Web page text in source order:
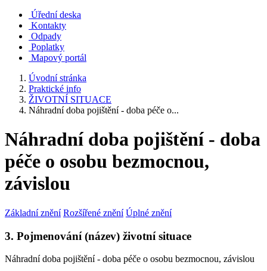
Úřední deska
Kontakty
Odpady
Poplatky
Mapový portál
Úvodní stránka
Praktické info
ŽIVOTNÍ SITUACE
Náhradní doba pojištění - doba péče o...
Náhradní doba pojištění - doba
péče o osobu bezmocnou,
závislou
Základní znění Rozšířené znění Úplné znění
3. Pojmenování (název) životní situace
Náhradní doba pojištění - doba péče o osobu bezmocnou, závislou